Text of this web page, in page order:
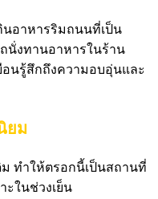
นอาหารริมถนนที่เป็น
นั่งทานอาหารในร้าน
อนรู้สึกถึงความอบอุ่นและ
ยม
ทำให้ตรอกนี้เป็นสถานที่
ะในช่วงเย็น